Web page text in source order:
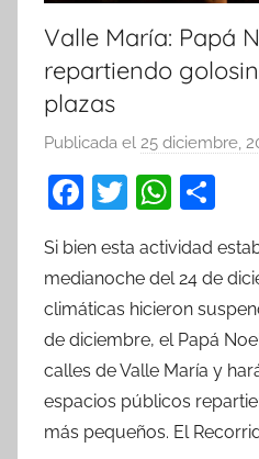
Valle María: Papá
repartiendo
plazas
Publicada el 25 diciembre,
F
c
e
b
o
o
k
T
itt
er
W
at
s
A
p
p
m
p
ar
tir
Si bien esta actividad
medianoche del 24 de
climáticas hicieron
de diciembre, el Papá
calles de Valle María y
espacios públicos
más pequeños. El